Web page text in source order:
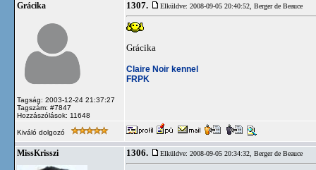
Grácika
Tagság: 2003-12-24 21:37:27
Tagszám: #7847
Hozzászólások: 11648
1307. Elküldve: 2008-09-05 20:40:52, Berger de Beauce
Grácika
Claire Noir kennel
FRPK
Kiváló dolgozó
MissKrisszi 1306. Elküldve: 2008-09-05 20:34:32, Berger de Beauce